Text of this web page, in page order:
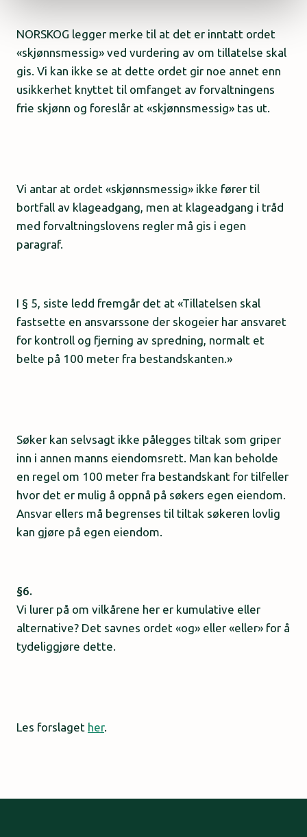
NORSKOG legger merke til at det er inntatt ordet
«skjønnsmessig» ved vurdering av om tillatelse skal
gis. Vi kan ikke se at dette ordet gir noe annet enn
usikkerhet knyttet til omfanget av forvaltningens
frie skjønn og foreslår at «skjønnsmessig» tas ut.
Vi antar at ordet «skjønnsmessig» ikke fører til
bortfall av klageadgang, men at klageadgang i tråd
med forvaltningslovens regler må gis i egen
paragraf.
I § 5, siste ledd fremgår det at «Tillatelsen skal
fastsette en ansvarssone der skogeier har ansvaret
for kontroll og fjerning av spredning, normalt et
belte på 100 meter fra bestandskanten.»
Søker kan selvsagt ikke pålegges tiltak som griper
inn i annen manns eiendomsrett. Man kan beholde
en regel om 100 meter fra bestandskant for tilfeller
hvor det er mulig å oppnå på søkers egen eiendom.
Ansvar ellers må begrenses til tiltak søkeren lovlig
kan gjøre på egen eiendom.
§6.
Vi lurer på om vilkårene her er kumulative eller
alternative? Det savnes ordet «og» eller «eller» for å
tydeliggjøre dette.
Les forslaget her.